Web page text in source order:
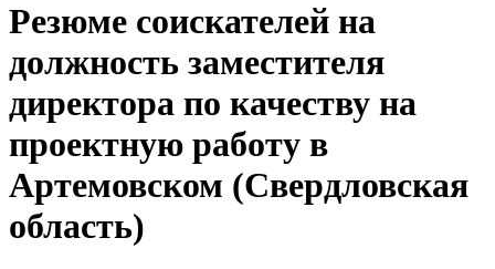
Резюме соискателей на
должность заместителя
директора по качеству на
проектную работу в
Артемовском (Свердловская
область)